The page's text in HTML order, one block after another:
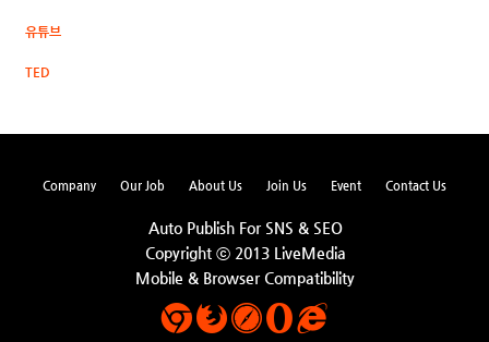
유튜브
TED
Company Our Job About Us Join Us Event Contact Us
Auto Publish For SNS & SEO
Copyright ⓒ 2013 LiveMedia
Mobile & Browser Compatibility